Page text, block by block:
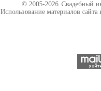
© 2005-2026 Свадебный
Использование материалов